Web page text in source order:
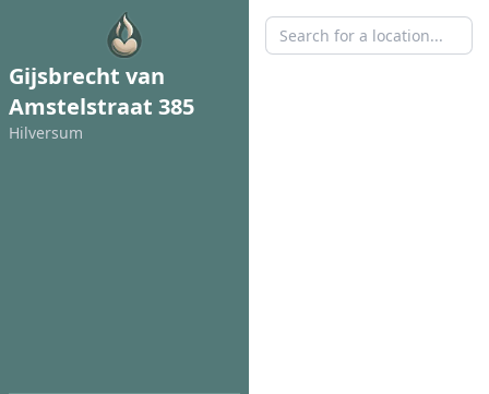
Gijsbrecht van
Amstelstraat 385
Hilversum